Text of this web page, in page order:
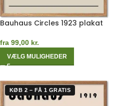
Bauhaus Circles 1923 plakat
fra 99,00 kr.
VÆLG MULIGHEDER
KØB 2 – FÅ 1 GRATIS